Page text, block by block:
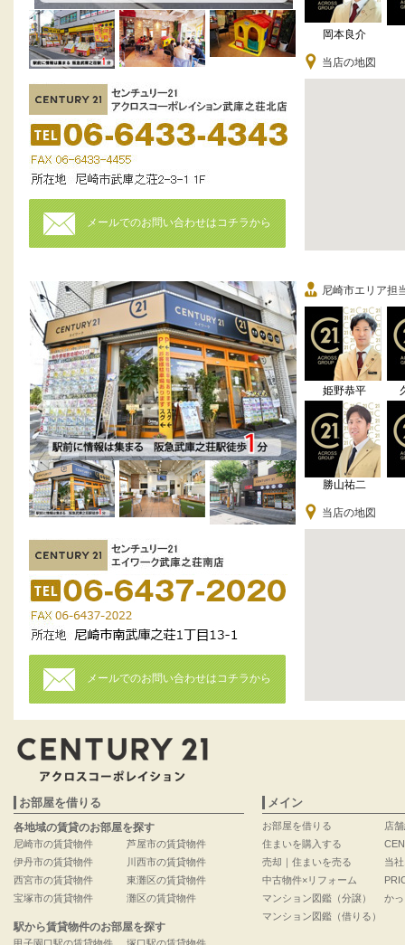
メールでのお問い合わせはコチラから
岡本良介
当店の地図
メールでのお問い合わせはコチラから
尼崎市エリア担
姫野恭平
勝山祐二
当店の地図
お部屋を借りる
各地域の賃貸のお部屋を探す
尼崎市の賃貸物件
伊丹市の賃貸物件
西宮市の賃貸物件
宝塚市の賃貸物件
芦屋市の賃貸物件
川西市の賃貸物件
東灘区の賃貸物件
灘区の賃貸物件
駅から賃貸物件のお部屋を探す
メイン
お部屋を借りる
住まいを購入する
売却｜住まいを売る
中古物件×リフォーム
マンション図鑑（分譲）
マンション図鑑（借りる）
店
当
か